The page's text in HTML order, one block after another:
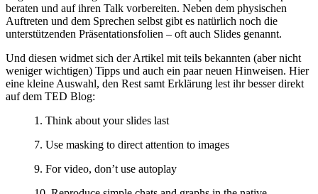
beraten und auf ihren Talk vorbereiten. Neben dem physischen
Auftreten und dem Sprechen selbst gibt es natürlich noch die
unterstützenden Präsentationsfolien – oft auch Slides genannt.
Und diesen widmet sich der Artikel mit teils bekannten (aber nicht
weniger wichtigen) Tipps und auch ein paar neuen Hinweisen. Hier
eine kleine Auswahl, den Rest samt Erklärung lest ihr besser direkt
auf dem TED Blog:
1. Think about your slides last
7. Use masking to direct attention to images
9. For video, don’t use autoplay